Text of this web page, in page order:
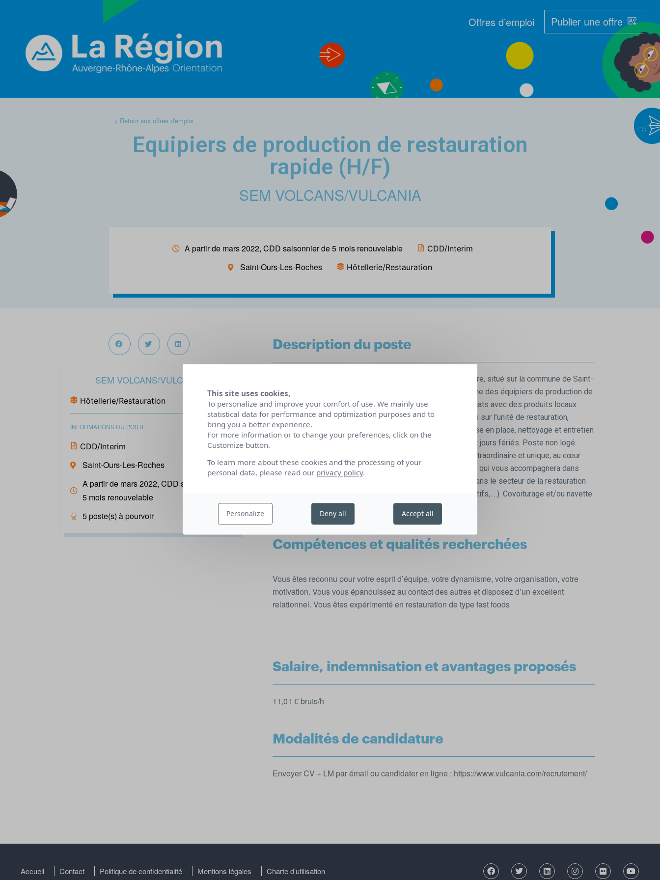
Offres d’emploi Publier une offre
< Retour aux offres d'emploi
Equipiers de production de restauration
rapide (H/F)
SEM VOLCANS/VULCANIA
A partir de mars 2022, CDD saisonnier de 5 mois renouvelable CDD/Interim
Saint-Ours-Les-Roches Hôtellerie/Restauration
SEM VOLCANS/VULCANIA
Hôtellerie/Restauration
INFORMATIONS DU POSTE
CDD/Interim
Saint-Ours-Les-Roches
A partir de mars 2022, CDD saisonnier de
5 mois renouvelable
5 poste(s) à pourvoir
Description du poste
Vulcania, parc d’exploration des volcans et de la planète Terre, situé sur la commune de Saint-
Ours-Les-Roches à proximité de Clermont Ferrand, recherche des équipiers de production de
restauration rapide (H/F) pour cuisinier des burgers auvergnats avec des produits locaux.
Missions : réaliser les burgers et frites qui seront proposés sur l’unité de restauration,
préparation des salades et pâtisseries maisons, faire la mise en place, nettoyage et entretien
des équipements et des locaux. Disponibilité week-ends et jours fériés. Poste non logé.
Vulcania vous propose d’évoluer dans un cadre de travail extraordinaire et unique, au cœur
des volcans d’Auvergne, de rejoindre une équipe dynamique qui vous accompagnera dans
votre prise de poste, une organisation du travail attractive dans le secteur de la restauration
(temps complet, journée continue, 2 jours de repos consécutifs, …). Covoiturage et/ou navette
depuis Clermont-Ferrand.
Compétences et qualités recherchées
Vous êtes reconnu pour votre esprit d’équipe, votre dynamisme, votre organisation, votre
motivation. Vous vous épanouissez au contact des autres et disposez d’un excellent
relationnel. Vous êtes expérimenté en restauration de type fast foods
Salaire, indemnisation et avantages proposés
11,01 € bruts/h
Modalités de candidature
Envoyer CV + LM par émail ou candidater en ligne : https://www.vulcania.com/recrutement/
Accueil Contact Politique de confidentialité Mentions légales Charte d’utilisation
This site uses cookies,
To personalize and improve your comfort of use. We mainly use
statistical data for performance and optimization purposes and to
bring you a better experience.
For more information or to change your preferences, click on the
Customize button.
To learn more about these cookies and the processing of your
personal data, please read our privacy policy.
Personalize Deny all Accept all